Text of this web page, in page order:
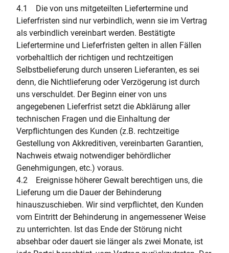
4.1 Die von uns mitgeteilten Liefertermine und
Lieferfristen sind nur verbindlich, wenn sie im Vertrag
als verbindlich vereinbart werden. Bestätigte
Liefertermine und Lieferfristen gelten in allen Fällen
vorbehaltlich der richtigen und rechtzeitigen
Selbstbelieferung durch unseren Lieferanten, es sei
denn, die Nichtlieferung oder Verzögerung ist durch
uns verschuldet. Der Beginn einer von uns
angegebenen Lieferfrist setzt die Abklärung aller
technischen Fragen und die Einhaltung der
Verpflichtungen des Kunden (z.B. rechtzeitige
Gestellung von Akkreditiven, vereinbarten Garantien,
Nachweis etwaig notwendiger behördlicher
Genehmigungen, etc.) voraus.
4.2 Ereignisse höherer Gewalt berechtigen uns, die
Lieferung um die Dauer der Behinderung
hinauszuschieben. Wir sind verpflichtet, den Kunden
vom Eintritt der Behinderung in angemessener Weise
zu unterrichten. Ist das Ende der Störung nicht
absehbar oder dauert sie länger als zwei Monate, ist